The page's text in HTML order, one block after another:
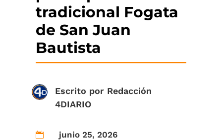
tradicional Fogata
de San Juan
Bautista
Escrito por Redacción
4DIARIO
 junio 25, 2026